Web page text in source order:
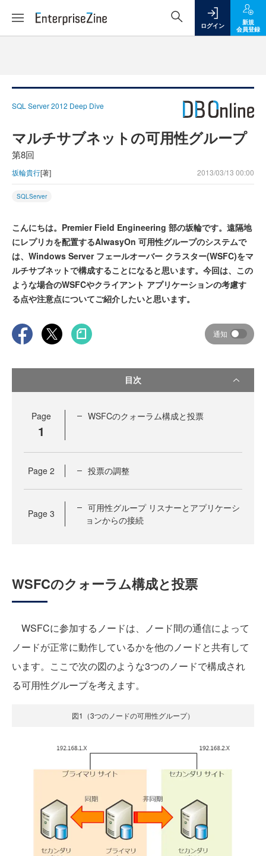
ログイン
新規
会員登録
SQL Server 2012 Deep Dive
マルチサブネットの可用性グループ
第8回
坂輪貴行[著] 2013/03/13 00:00
SQLServer
こんにちは。Premier Field Engineering 部の坂輪です。遠隔地
にレプリカを配置するAlwasyOn 可用性グループのシステムで
は、Windows Server フェールオーバー クラスター(WSFC)をマ
ルチサブネットで構成することになると思います。今回は、この
ような場合のWSFCやクライアント アプリケーションの考慮す
る点や注意点についてご紹介したいと思います。
通知
目次
Page
1
WSFCのクォーラム構成と投票
Page 2 投票の調整
Page 3
可用性グループ リスナーとアプリケーシ
ョンからの接続
WSFCのクォーラム構成と投票
WSFCに参加するノードは、ノード間の通信によって
ノードが正常に動作しているかを他のノードと共有して
います。ここで次の図のような3つのノードで構成され
る可用性グループを考えます。
図1（3つのノードの可用性グループ）